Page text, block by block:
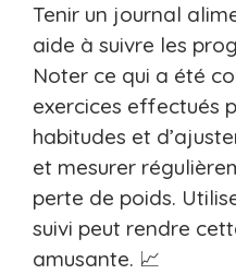
Tenir un journal
aide à suivre les
Noter ce qui a été
exercices effectués
habitudes et
et mesurer
perte de poids.
suivi peut rendre
amusante. 📈